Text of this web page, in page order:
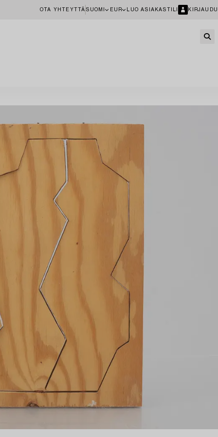
OTA YHTEYTTÄ SUOMI EUR LUO ASIAKASTILI KIRJAUDU